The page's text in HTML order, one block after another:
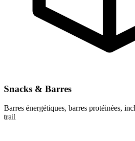
Snacks & Barres
Barres énergétiques, barres protéinées,
trail